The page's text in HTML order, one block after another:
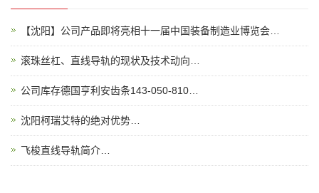
【沈阳】公司产品即将亮相十一届中国装备制造业博览会…
滚珠丝杠、直线导轨的现状及技术动向…
公司库存德国亨利安齿条143-050-810…
沈阳柯瑞艾特的绝对优势…
飞梭直线导轨简介…